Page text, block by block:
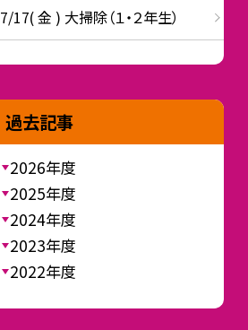
7/17( 金 ) 大掃除（１・２年生）
過去記事
2026年度
2025年度
2024年度
2023年度
2022年度